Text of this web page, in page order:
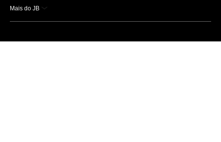
Mais do JB
Esportes